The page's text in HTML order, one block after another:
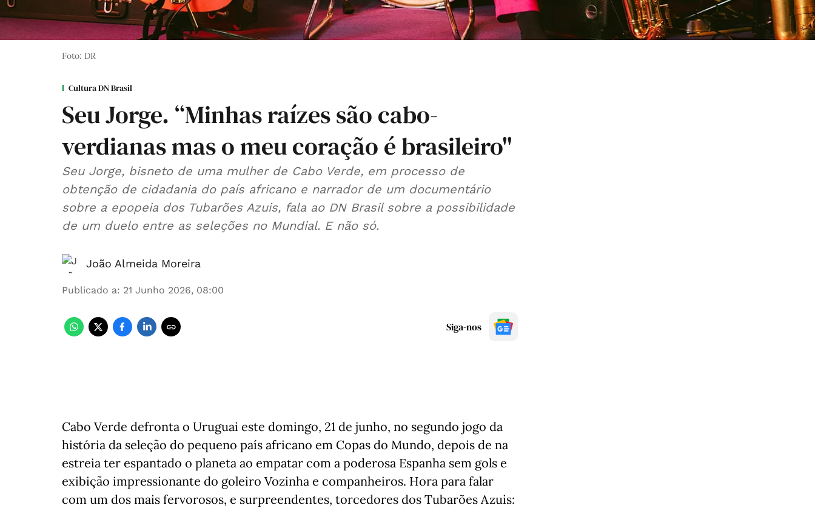
Foto: DR
Cultura DN Brasil
Seu Jorge. “Minhas raízes são cabo-
verdianas mas o meu coração é brasileiro"
Seu Jorge, bisneto de uma mulher de Cabo Verde, em processo de
obtenção de cidadania do país africano e narrador de um documentário
sobre a epopeia dos Tubarões Azuis, fala ao DN Brasil sobre a possibilidade
de um duelo entre as seleções no Mundial. E não só.
João Almeida Moreira
Publicado a: 21 Junho 2026, 08:00
Siga-nos
Cabo Verde defronta o Uruguai este domingo, 21 de junho, no segundo jogo da
história da seleção do pequeno país africano em Copas do Mundo, depois de na
estreia ter espantado o planeta ao empatar com a poderosa Espanha sem gols e
exibição impressionante do goleiro Vozinha e companheiros. Hora para falar
com um dos mais fervorosos, e surpreendentes, torcedores dos Tubarões Azuis: